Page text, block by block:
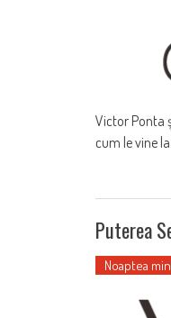
Victor Ponta
cum le vine
Puterea
Noaptea